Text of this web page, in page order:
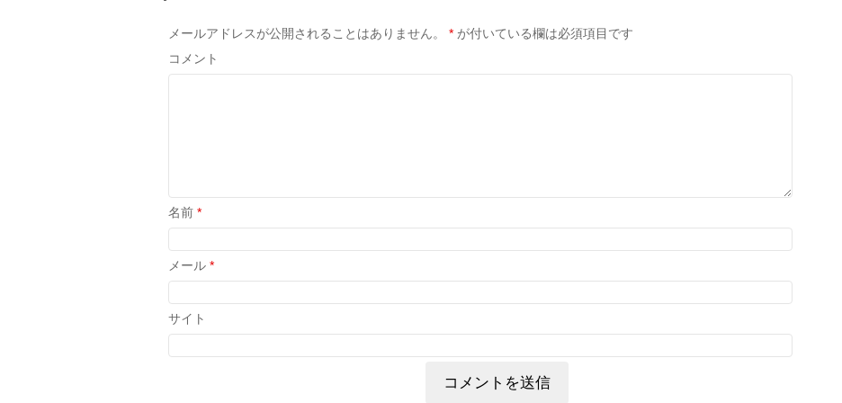
メールアドレスが公開されることはありません。 * が付いている欄は必須項目です
コメント
名前 *
メール *
サイト